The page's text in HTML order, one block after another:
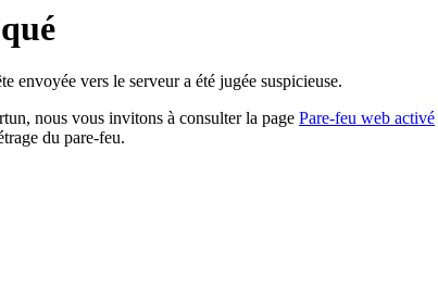
envoyée vers le serveur a été jugée suspicieuse.
nous vous invitons à consulter la page Pare-feu web activé
du pare-feu.